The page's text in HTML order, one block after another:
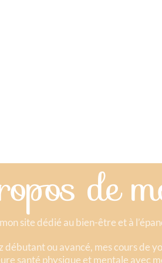
de
site dédié au bien-être et à
débutant ou avancé, mes cours de
santé physique et mentale avec